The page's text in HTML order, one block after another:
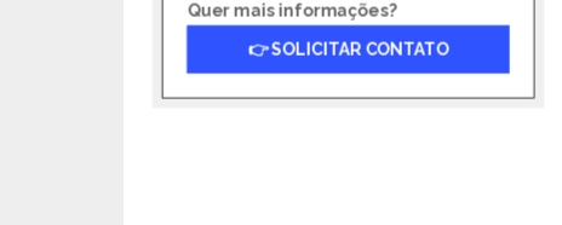
Quer mais informações?
👉 SOLICITAR CONTATO